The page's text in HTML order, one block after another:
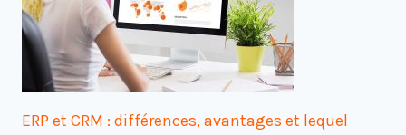
ERP et CRM : différences, avantages et lequel